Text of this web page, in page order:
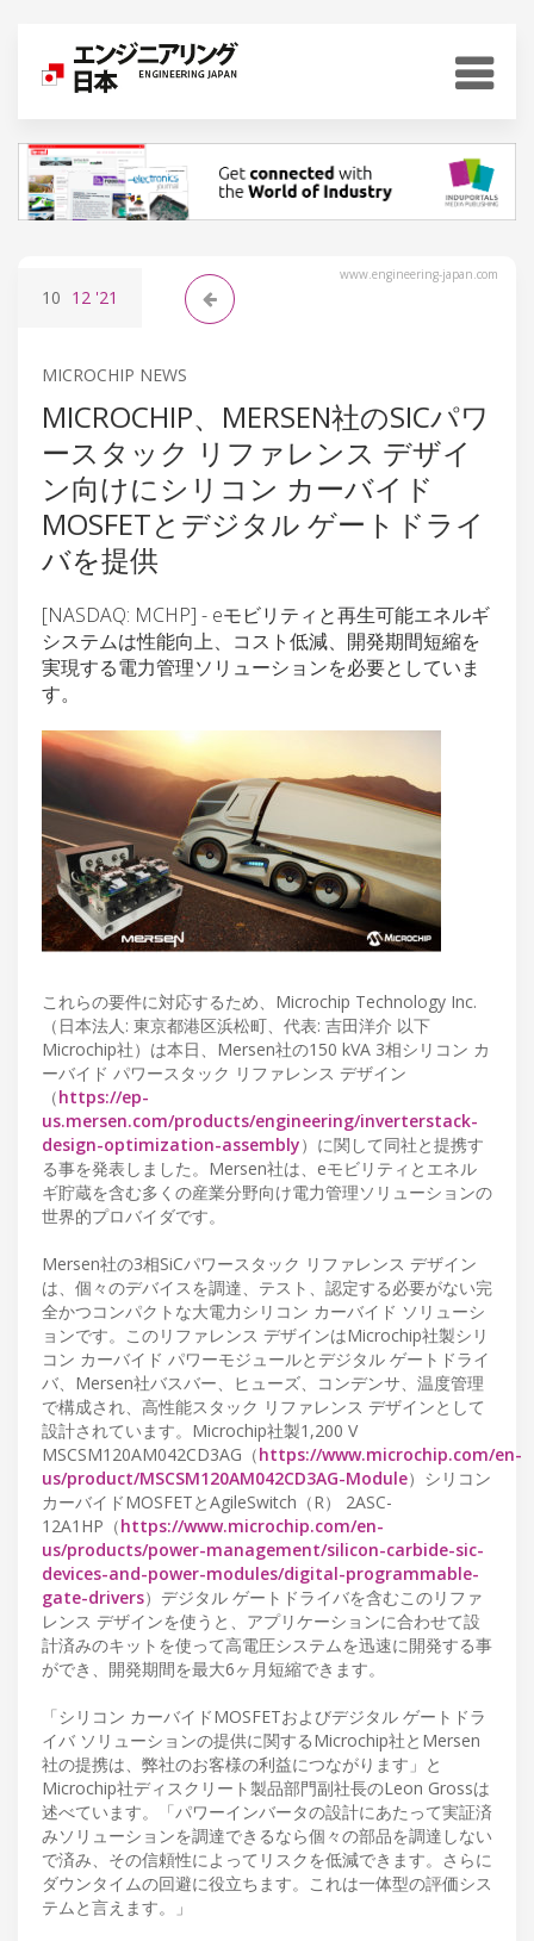
www.engineering-japan.com
10 12 '21
MICROCHIP NEWS
MICROCHIP、MERSEN社のSICパワ
ースタック リファレンス デザイ
ン向けにシリコン カーバイド
MOSFETとデジタル ゲートドライ
バを提供
[NASDAQ: MCHP] - eモビリティと再生可能エネルギ
システムは性能向上、コスト低減、開発期間短縮を
実現する電力管理ソリューションを必要としていま
す。
これらの要件に対応するため、Microchip Technology Inc.
（日本法人: 東京都港区浜松町、代表: 吉田洋介 以下
Microchip社）は本日、Mersen社の150 kVA 3相シリコン カ
ーバイド パワースタック リファレンス デザイン
（https://ep-
us.mersen.com/products/engineering/inverterstack-
design-optimization-assembly）に関して同社と提携す
る事を発表しました。Mersen社は、eモビリティとエネル
ギ貯蔵を含む多くの産業分野向け電力管理ソリューションの
世界的プロバイダです。
Mersen社の3相SiCパワースタック リファレンス デザイン
は、個々のデバイスを調達、テスト、認定する必要がない完
全かつコンパクトな大電力シリコン カーバイド ソリューシ
ョンです。このリファレンス デザインはMicrochip社製シリ
コン カーバイド パワーモジュールとデジタル ゲートドライ
バ、Mersen社バスバー、ヒューズ、コンデンサ、温度管理
で構成され、高性能スタック リファレンス デザインとして
設計されています。Microchip社製1,200 V
MSCSM120AM042CD3AG（https://www.microchip.com/en-
us/product/MSCSM120AM042CD3AG-Module）シリコン
カーバイドMOSFETとAgileSwitch（R） 2ASC-
12A1HP（https://www.microchip.com/en-
us/products/power-management/silicon-carbide-sic-
devices-and-power-modules/digital-programmable-
gate-drivers）デジタル ゲートドライバを含むこのリファ
レンス デザインを使うと、アプリケーションに合わせて設
計済みのキットを使って高電圧システムを迅速に開発する事
ができ、開発期間を最大6ヶ月短縮できます。
「シリコン カーバイドMOSFETおよびデジタル ゲートドラ
イバ ソリューションの提供に関するMicrochip社とMersen
社の提携は、弊社のお客様の利益につながります」と
Microchip社ディスクリート製品部門副社長のLeon Grossは
述べています。「パワーインバータの設計にあたって実証済
みソリューションを調達できるなら個々の部品を調達しない
で済み、その信頼性によってリスクを低減できます。さらに
ダウンタイムの回避に役立ちます。これは一体型の評価シス
テムと言えます。」